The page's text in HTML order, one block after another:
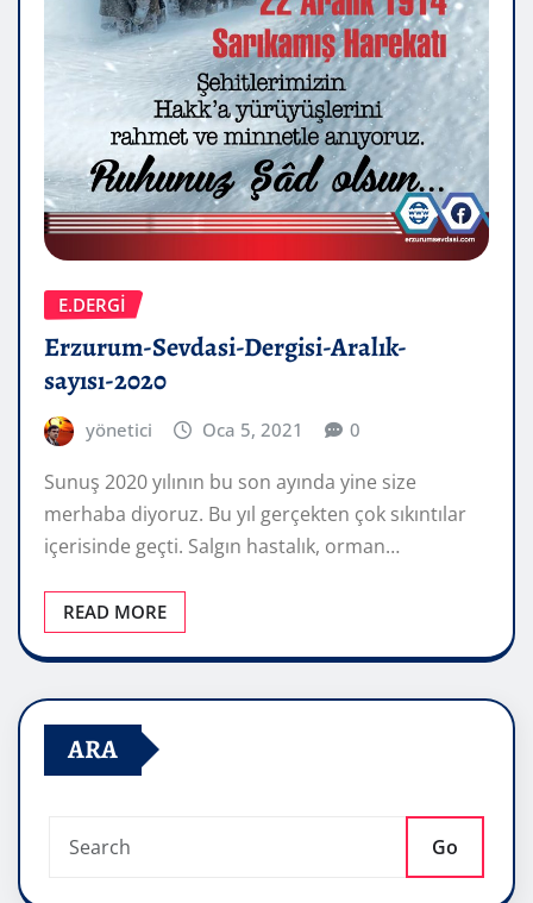
E.DERGİ
Erzurum-Sevdasi-Dergisi-Aralık-
sayısı-2020
yönetici Oca 5, 2021 0
Sunuş 2020 yılının bu son ayında yine size
merhaba diyoruz. Bu yıl gerçekten çok sıkıntılar
içerisinde geçti. Salgın hastalık, orman…
READ MORE
ARA
Go